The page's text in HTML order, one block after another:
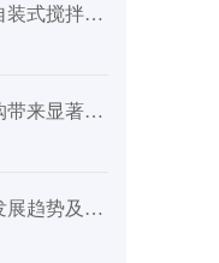
混凝土搅拌设备比较：自装式搅拌机与传统系统的生产率和成本分析
创新技术赋能，设备采购带来显著效益提升
自装式混凝土搅拌车的发展趋势及AIMIX AS-4.5的技术优势